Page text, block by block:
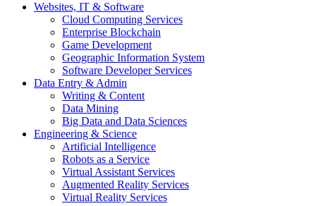
Websites, IT & Software
Cloud Computing Services
Enterprise Blockchain
Game Development
Geographic Information System
Software Developer Services
Data Entry & Admin
Writing & Content
Data Mining
Big Data and Data Sciences
Engineering & Science
Artificial Intelligence
Robots as a Service
Virtual Assistant Services
Augmented Reality Services
Virtual Reality Services